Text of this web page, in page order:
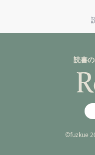
読書
©fuzkue